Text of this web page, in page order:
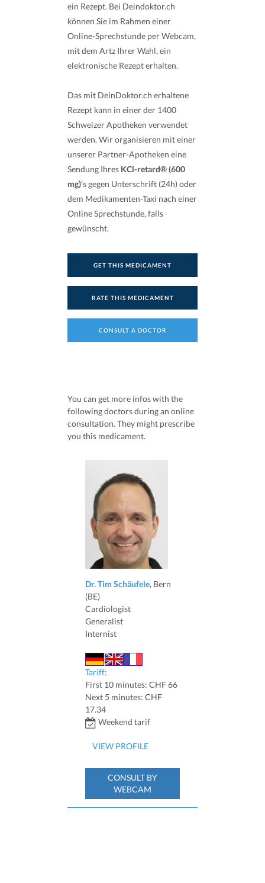
ein Rezept. Bei Deindoktor.ch
können Sie im Rahmen einer
Online-Sprechstunde per Webcam,
mit dem Artz Ihrer Wahl, ein
elektronische Rezept erhalten.
Das mit DeinDoktor.ch erhaltene
Rezept kann in einer der 1400
Schweizer Apotheken verwendet
werden. Wir organisieren mit einer
unserer Partner-Apotheken eine
Sendung Ihres KCl-retard® (600
mg)'s gegen Unterschrift (24h) oder
dem Medikamenten-Taxi nach einer
Online Sprechstunde, falls
gewünscht.
GET THIS MEDICAMENT
RATE THIS MEDICAMENT
CONSULT A DOCTOR
You can get more infos with the
following doctors during an online
consultation. They might prescribe
you this medicament.
Dr. Tim Schäufele, Bern
(BE)
Cardiologist
Generalist
Internist
Tariff:
First 10 minutes: CHF 66
Next 5 minutes: CHF
17.34
Weekend tarif
VIEW PROFILE
CONSULT BY
WEBCAM